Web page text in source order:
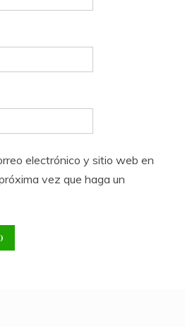
electrónico y sitio web en
vez que haga un